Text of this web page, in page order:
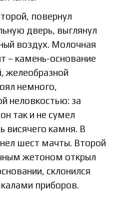
повернул
дверь, выглянул
воздух. Молочная
– камень-основание
желеобразной
немного,
неловкостью: за
так и не сумел
висячего камня. В
шест мачты. Второй
жетоном открыл
склонился
приборов.